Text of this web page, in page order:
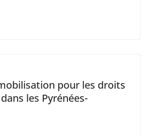
pour les droits
les Pyrénées-